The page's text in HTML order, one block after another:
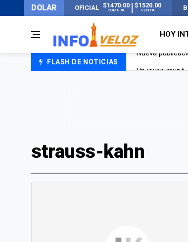
DOLAR OFICIAL $1470.00
COMPRA
$1520.00
VENTA
HOY
FLASH DE NOTICIAS
strauss-kahn